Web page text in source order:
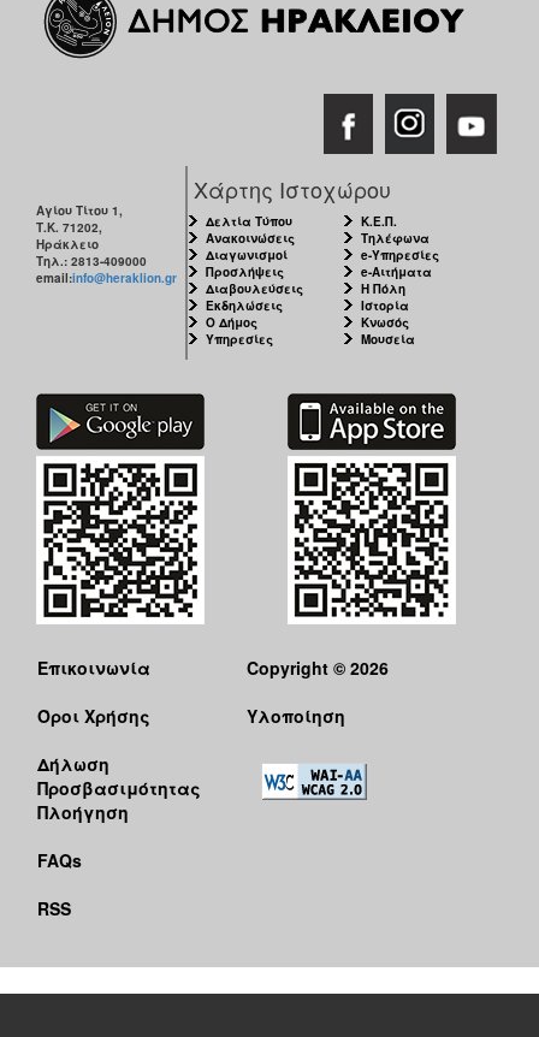
Αγίου Τίτου 1,
Τ.Κ. 71202,
Ηράκλειο
Τηλ.: 2813-409000
email:info@heraklion.gr
Χάρτης Ιστοχώρου
Δελτία Τύπου
Ανακοινώσεις
Διαγωνισμοί
Προσλήψεις
Διαβουλεύσεις
Εκδηλώσεις
Ο Δήμος
Υπηρεσίες
Κ.Ε.Π.
Τηλέφωνα
e-Υπηρεσίες
e-Αιτήματα
Η Πόλη
Ιστορία
Κνωσός
Μουσεία
Επικοινωνία
Όροι Χρήσης
Δήλωση
Προσβασιμότητας
Πλοήγηση
FAQs
RSS
Copyright © 2026
Υλοποίηση